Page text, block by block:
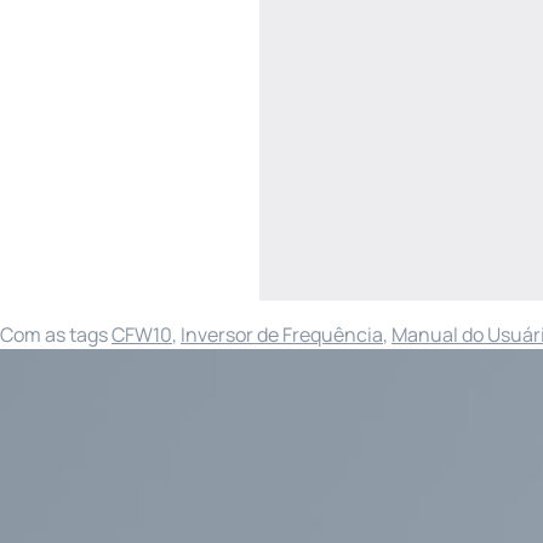
Com as tagsCFW10, Inversor de Frequência, Manual do